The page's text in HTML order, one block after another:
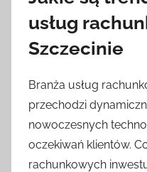
usług
Szczecinie
Branża usług
przechodzi
nowoczesnych
oczekiwań klientów.
rachunkowych